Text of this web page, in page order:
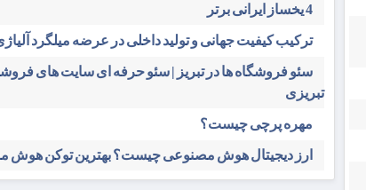
4 یخساز ایرانی برتر
ترکیب کیفیت جهانی و تولید داخلی در عرضه میلگرد آلیاژی
سئو فروشگاه‌ ها در تبریز | سئو حرفه ای سایت های
تبریزی
مهره پرچی چیست؟
ارز دیجیتال هوش مصنوعی چیست؟ بهترین توکن هوش